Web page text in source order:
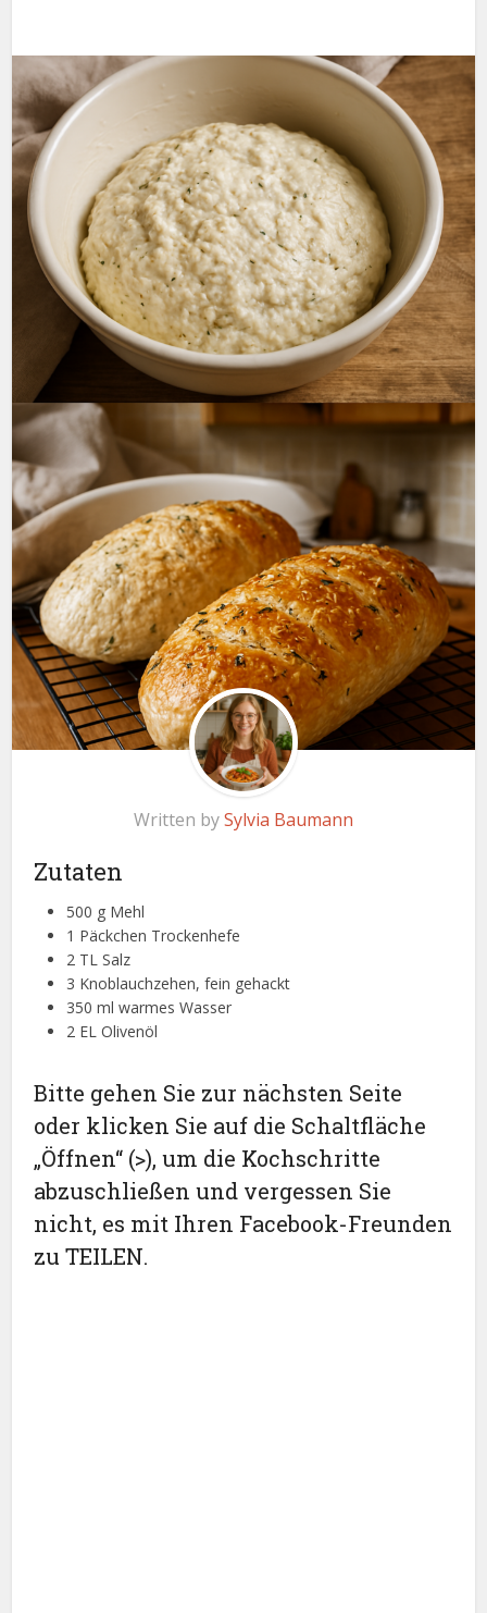
Written bySylvia Baumann
Zutaten
500 g Mehl
1 Päckchen Trockenhefe
2 TL Salz
3 Knoblauchzehen, fein gehackt
350 ml warmes Wasser
2 EL Olivenöl
Bitte gehen Sie zur nächsten Seite
oder klicken Sie auf die Schaltfläche
„Öffnen“ (>), um die Kochschritte
abzuschließen und vergessen Sie
nicht, es mit Ihren Facebook-Freunden
zu TEILEN.